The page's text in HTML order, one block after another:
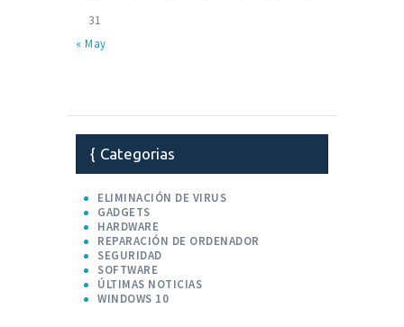
31
« May
Categorias
ELIMINACIÓN DE VIRUS
GADGETS
HARDWARE
REPARACIÓN DE ORDENADOR
SEGURIDAD
SOFTWARE
ÚLTIMAS NOTICIAS
WINDOWS 10